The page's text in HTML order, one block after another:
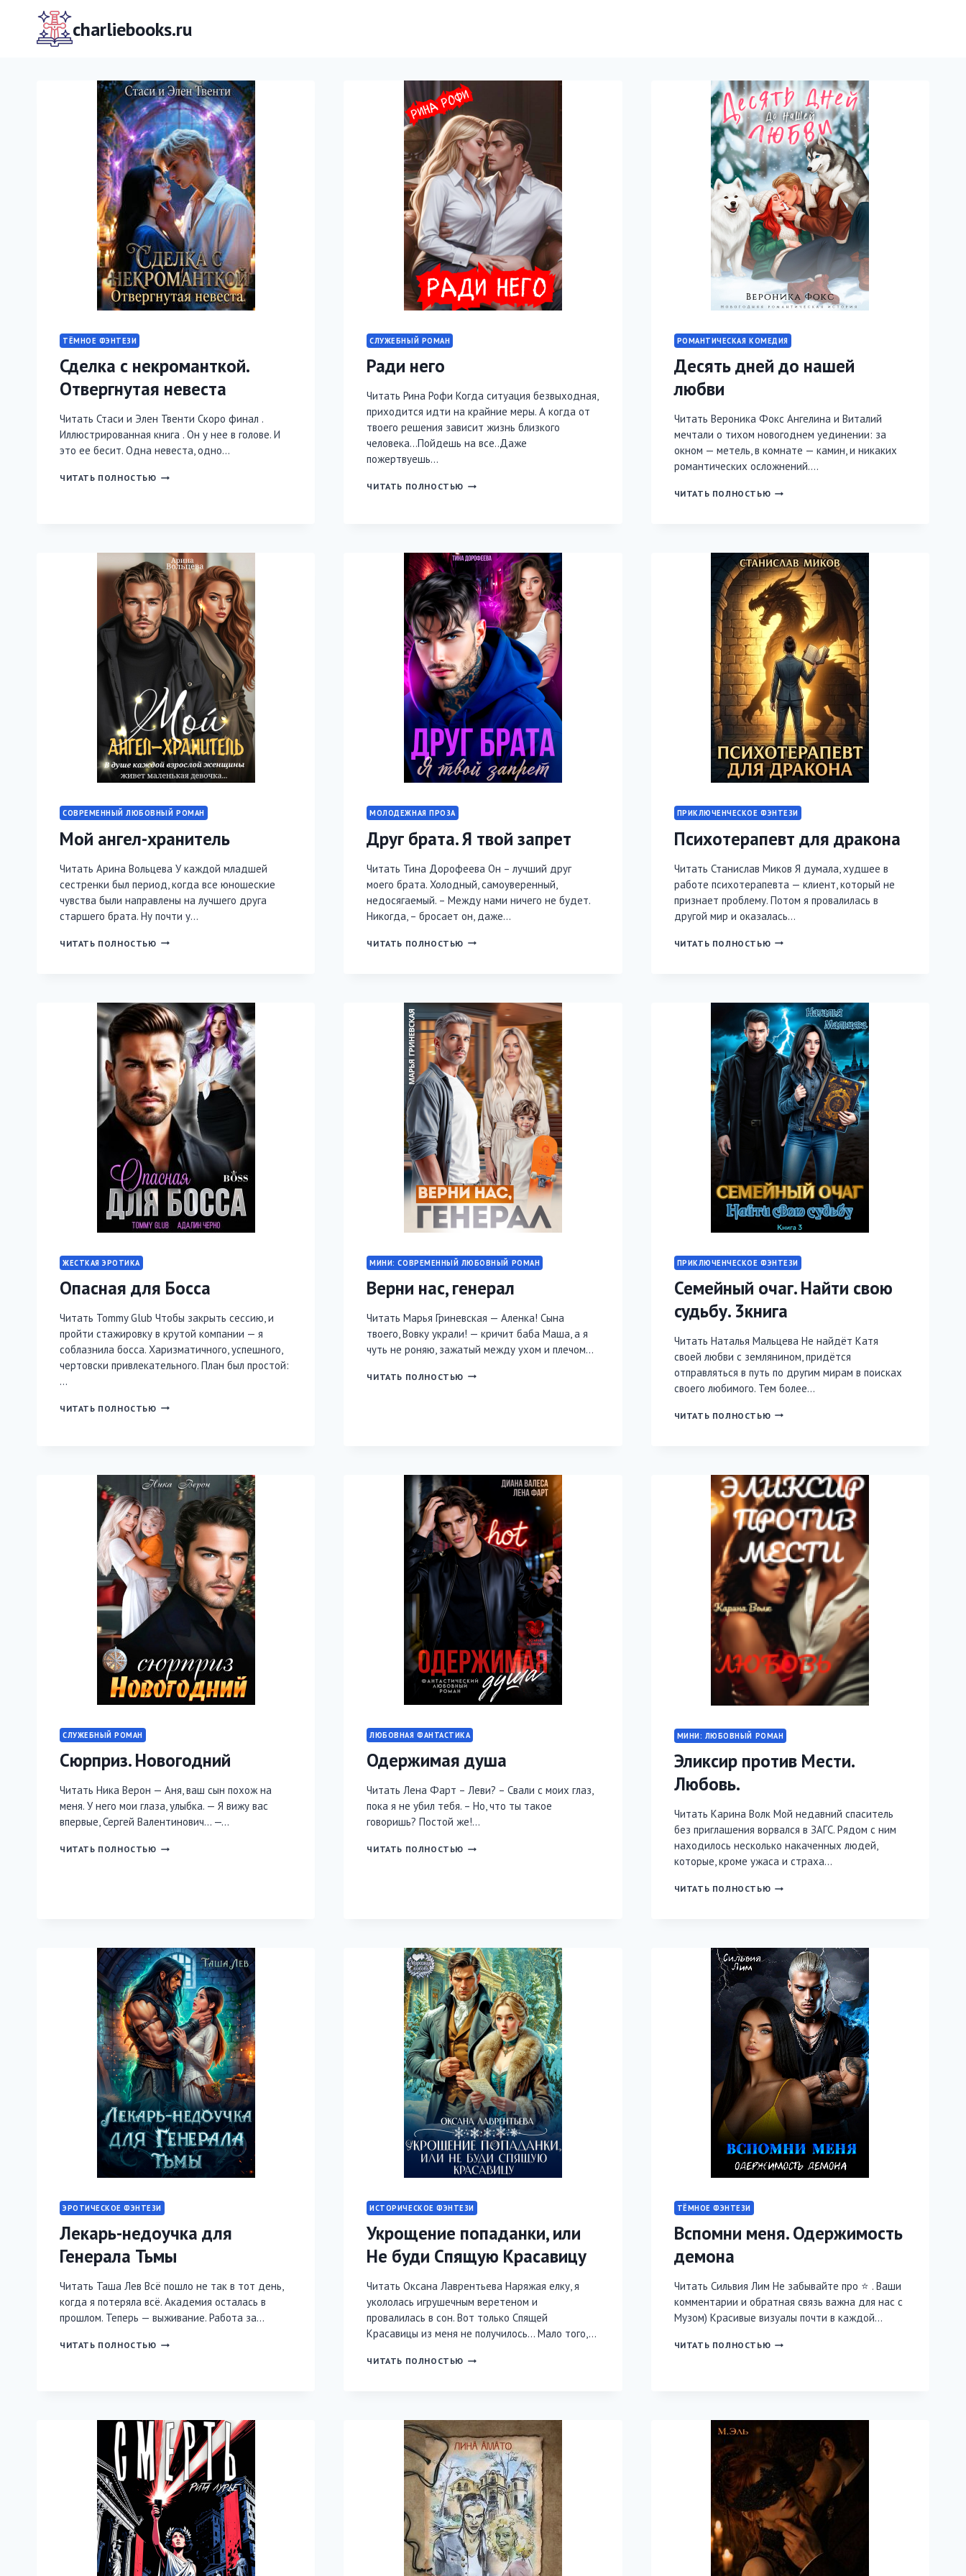
содержимому charliebooks.ru
ТЁМНОЕ ФЭНТЕЗИ
Сделка с некроманткой.
Отвергнутая невеста
Читать Стаси и Элен Твенти Скоро финал .
Иллюстрированная книга . Он у нее в голове. И
это ее бесит. Одна невеста, одно…
ЧИТАТЬ ПОЛНОСТЬЮ СДЕЛКА
СЛУЖЕБНЫЙ РОМАН
Ради него
Читать Рина Рофи Когда ситуация безвыходная,
приходится идти на крайние меры. А когда от
твоего решения зависит жизнь близкого
человека…Пойдешь на все..Даже
пожертвуешь…
ЧИТАТЬ ПОЛНОСТЬЮ РАДИ
РОМАНТИЧЕСКАЯ КОМЕДИЯ
Десять дней до нашей
любви
Читать Вероника Фокс Ангелина и Виталий
мечтали о тихом новогоднем уединении: за
окном — метель, в комнате — камин, и никаких
романтических осложнений….
ЧИТАТЬ ПОЛНОСТЬЮ ДЕСЯТЬ
СОВРЕМЕННЫЙ ЛЮБОВНЫЙ РОМАН
Мой ангел-хранитель
Читать Арина Вольцева У каждой младшей
сестренки был период, когда все юношеские
чувства были направлены на лучшего друга
старшего брата. Ну почти у…
ЧИТАТЬ ПОЛНОСТЬЮ МОЙ
МОЛОДЕЖНАЯ ПРОЗА
Друг брата. Я твой запрет
Читать Тина Дорофеева Он – лучший друг
моего брата. Холодный, самоуверенный,
недосягаемый. – Между нами ничего не будет.
Никогда, – бросает он, даже…
ЧИТАТЬ ПОЛНОСТЬЮ ДРУГ
ПРИКЛЮЧЕНЧЕСКОЕ ФЭНТЕЗИ
Психотерапевт для дракона
Читать Станислав Миков Я думала, худшее в
работе психотерапевта — клиент, который не
признает проблему. Потом я провалилась в
другой мир и оказалась…
ЧИТАТЬ ПОЛНОСТЬЮ ПСИХОТЕРАПЕВТ
ЖЕСТКАЯ ЭРОТИКА
Опасная для Босса
Читать Tommy Glub Чтобы закрыть сессию, и
пройти стажировку в крутой компании — я
соблазнила босса. Харизматичного, успешного,
чертовски привлекательного. План был простой:
…
ЧИТАТЬ ПОЛНОСТЬЮ ОПАСНАЯ
МИНИ: СОВРЕМЕННЫЙ ЛЮБОВНЫЙ РОМАН
Верни нас, генерал
Читать Марья Гриневская — Аленка! Сына
твоего, Вовку украли! — кричит баба Маша, а я
чуть не роняю, зажатый между ухом и плечом…
ЧИТАТЬ ПОЛНОСТЬЮ ВЕРНИ
ПРИКЛЮЧЕНЧЕСКОЕ ФЭНТЕЗИ
Семейный очаг. Найти свою
судьбу. 3книга
Читать Наталья Мальцева Не найдёт Катя
своей любви с землянином, придётся
отправляться в путь по другим мирам в поисках
своего любимого. Тем более…
ЧИТАТЬ ПОЛНОСТЬЮ СЕМЕЙНЫЙ
3КНИГА
СЛУЖЕБНЫЙ РОМАН
Сюрприз. Новогодний
Читать Ника Верон — Аня, ваш сын похож на
меня. У него мои глаза, улыбка. — Я вижу вас
впервые, Сергей Валентинович… —…
ЧИТАТЬ ПОЛНОСТЬЮ СЮРПРИЗ.
ЛЮБОВНАЯ ФАНТАСТИКА
Одержимая душа
Читать Лена Фарт – Леви? – Свали с моих глаз,
пока я не убил тебя. – Но, что ты такое
говоришь? Постой же!…
ЧИТАТЬ ПОЛНОСТЬЮ ОДЕРЖИМАЯ
МИНИ: ЛЮБОВНЫЙ РОМАН
Эликсир против Мести.
Любовь.
Читать Карина Волк Мой недавний спаситель
без приглашения ворвался в ЗАГС. Рядом с ним
находилось несколько накаченных людей,
которые, кроме ужаса и страха…
ЧИТАТЬ ПОЛНОСТЬЮ ЭЛИКСИР
ЭРОТИЧЕСКОЕ ФЭНТЕЗИ
Лекарь-недоучка для
Генерала Тьмы
Читать Таша Лев Всё пошло не так в тот день,
когда я потеряла всё. Академия осталась в
прошлом. Теперь — выживание. Работа за…
ЧИТАТЬ ПОЛНОСТЬЮ ЛЕКАРЬ-
ИСТОРИЧЕСКОЕ ФЭНТЕЗИ
Укрощение попаданки, или
Не буди Спящую Красавицу
Читать Оксана Лаврентьева Наряжая елку, я
укололась игрушечным веретеном и
провалилась в сон. Вот только Спящей
Красавицы из меня не получилось… Мало того,…
ЧИТАТЬ ПОЛНОСТЬЮ УКРОЩЕНИЕ
СПЯЩУЮ
КРАСАВИЦУ
ТЁМНОЕ ФЭНТЕЗИ
Вспомни меня. Одержимость
демона
Читать Сильвия Лим Не забывайте про ⭐️ . Ваши
комментарии и обратная связь важна для нас с
Музом) Красивые визуалы почти в каждой…
ЧИТАТЬ ПОЛНОСТЬЮ ВСПОМНИ